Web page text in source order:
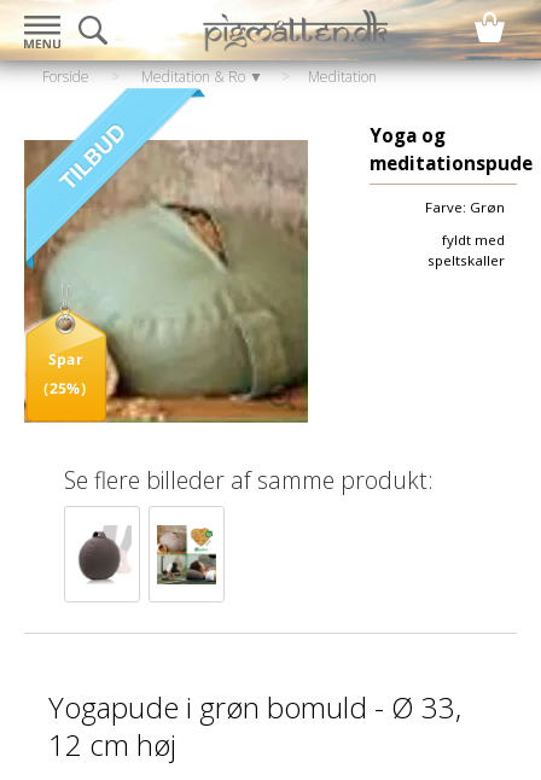
Forside > Meditation & Ro ▼ >
Meditation
Meditationspuder
Yoga og
meditationspude
Farve: Grøn
fyldt med
speltskaller
Spar
(25%)
Se flere billeder af samme produkt:
Yogapude i grøn bomuld - Ø 33,
12 cm høj